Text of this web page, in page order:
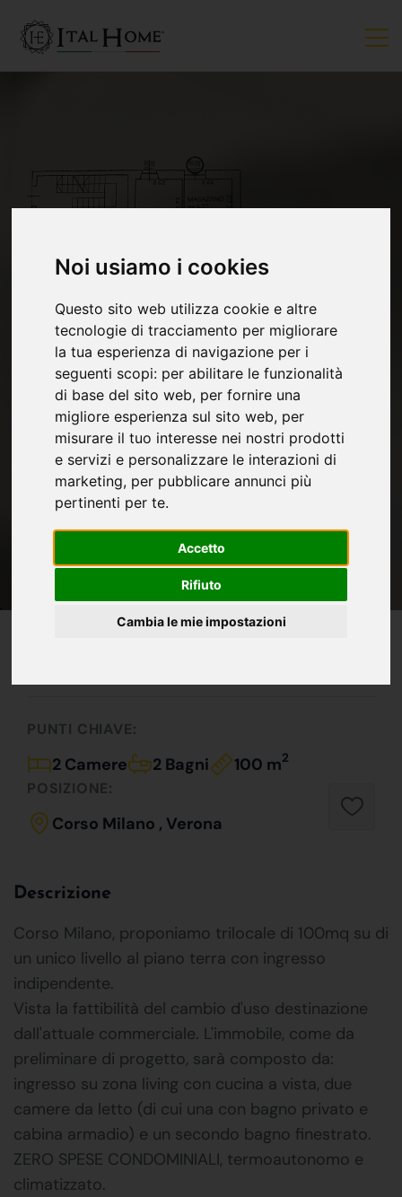
Noi usiamo i cookies
Questo sito web utilizza cookie e altre
tecnologie di tracciamento per migliorare
la tua esperienza di navigazione per i
seguenti scopi: per abilitare le funzionalità
di base del sito web, per fornire una
migliore esperienza sul sito web, per
misurare il tuo interesse nei nostri prodotti
e servizi e personalizzare le interazioni di
marketing, per pubblicare annunci più
pertinenti per te.
Accetto
Rifiuto
Cambia le mie impostazioni
VENDUTO
PUNTI CHIAVE:
2 Camere 2 Bagni 100 m2
POSIZIONE:
Corso Milano , Verona
Descrizione
Corso Milano, proponiamo trilocale di 100mq su di
un unico livello al piano terra con ingresso
indipendente.
Vista la fattibilità del cambio d'uso destinazione
dall'attuale commerciale. L'immobile, come da
preliminare di progetto, sarà composto da:
ingresso su zona living con cucina a vista, due
camere da letto (di cui una con bagno privato e
cabina armadio) e un secondo bagno finestrato.
ZERO SPESE CONDOMINIALI, termoautonomo e
climatizzato.